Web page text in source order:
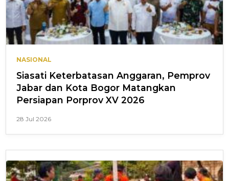
NASIONAL
Siasati Keterbatasan Anggaran, Pemprov
Jabar dan Kota Bogor Matangkan
Persiapan Porprov XV 2026
28 Jul 2026